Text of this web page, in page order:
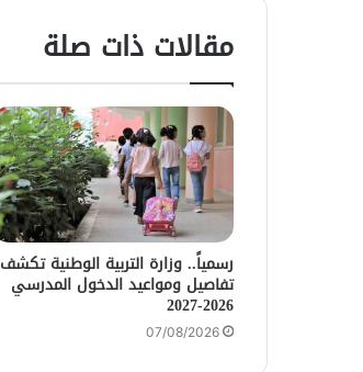
مقالات ذات صلة
رسمياً.. وزارة التربية الوطنية تكشف
تفاصيل ومواعيد الدخول المدرسي
2026-2027
07/08/2026